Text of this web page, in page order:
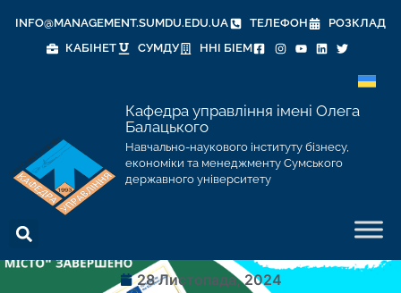
INFO@MANAGEMENT.SUMDU.EDU.UA ТЕЛЕФОН
РОЗКЛАД
КАБІНЕТ
СУМДУ ННІ БІЕМ
Кафедра управління імені Олега
Балацького
Навчально-наукового інституту бізнесу,
економіки та менеджменту Сумського
державного університету
28 Листопада, 2024